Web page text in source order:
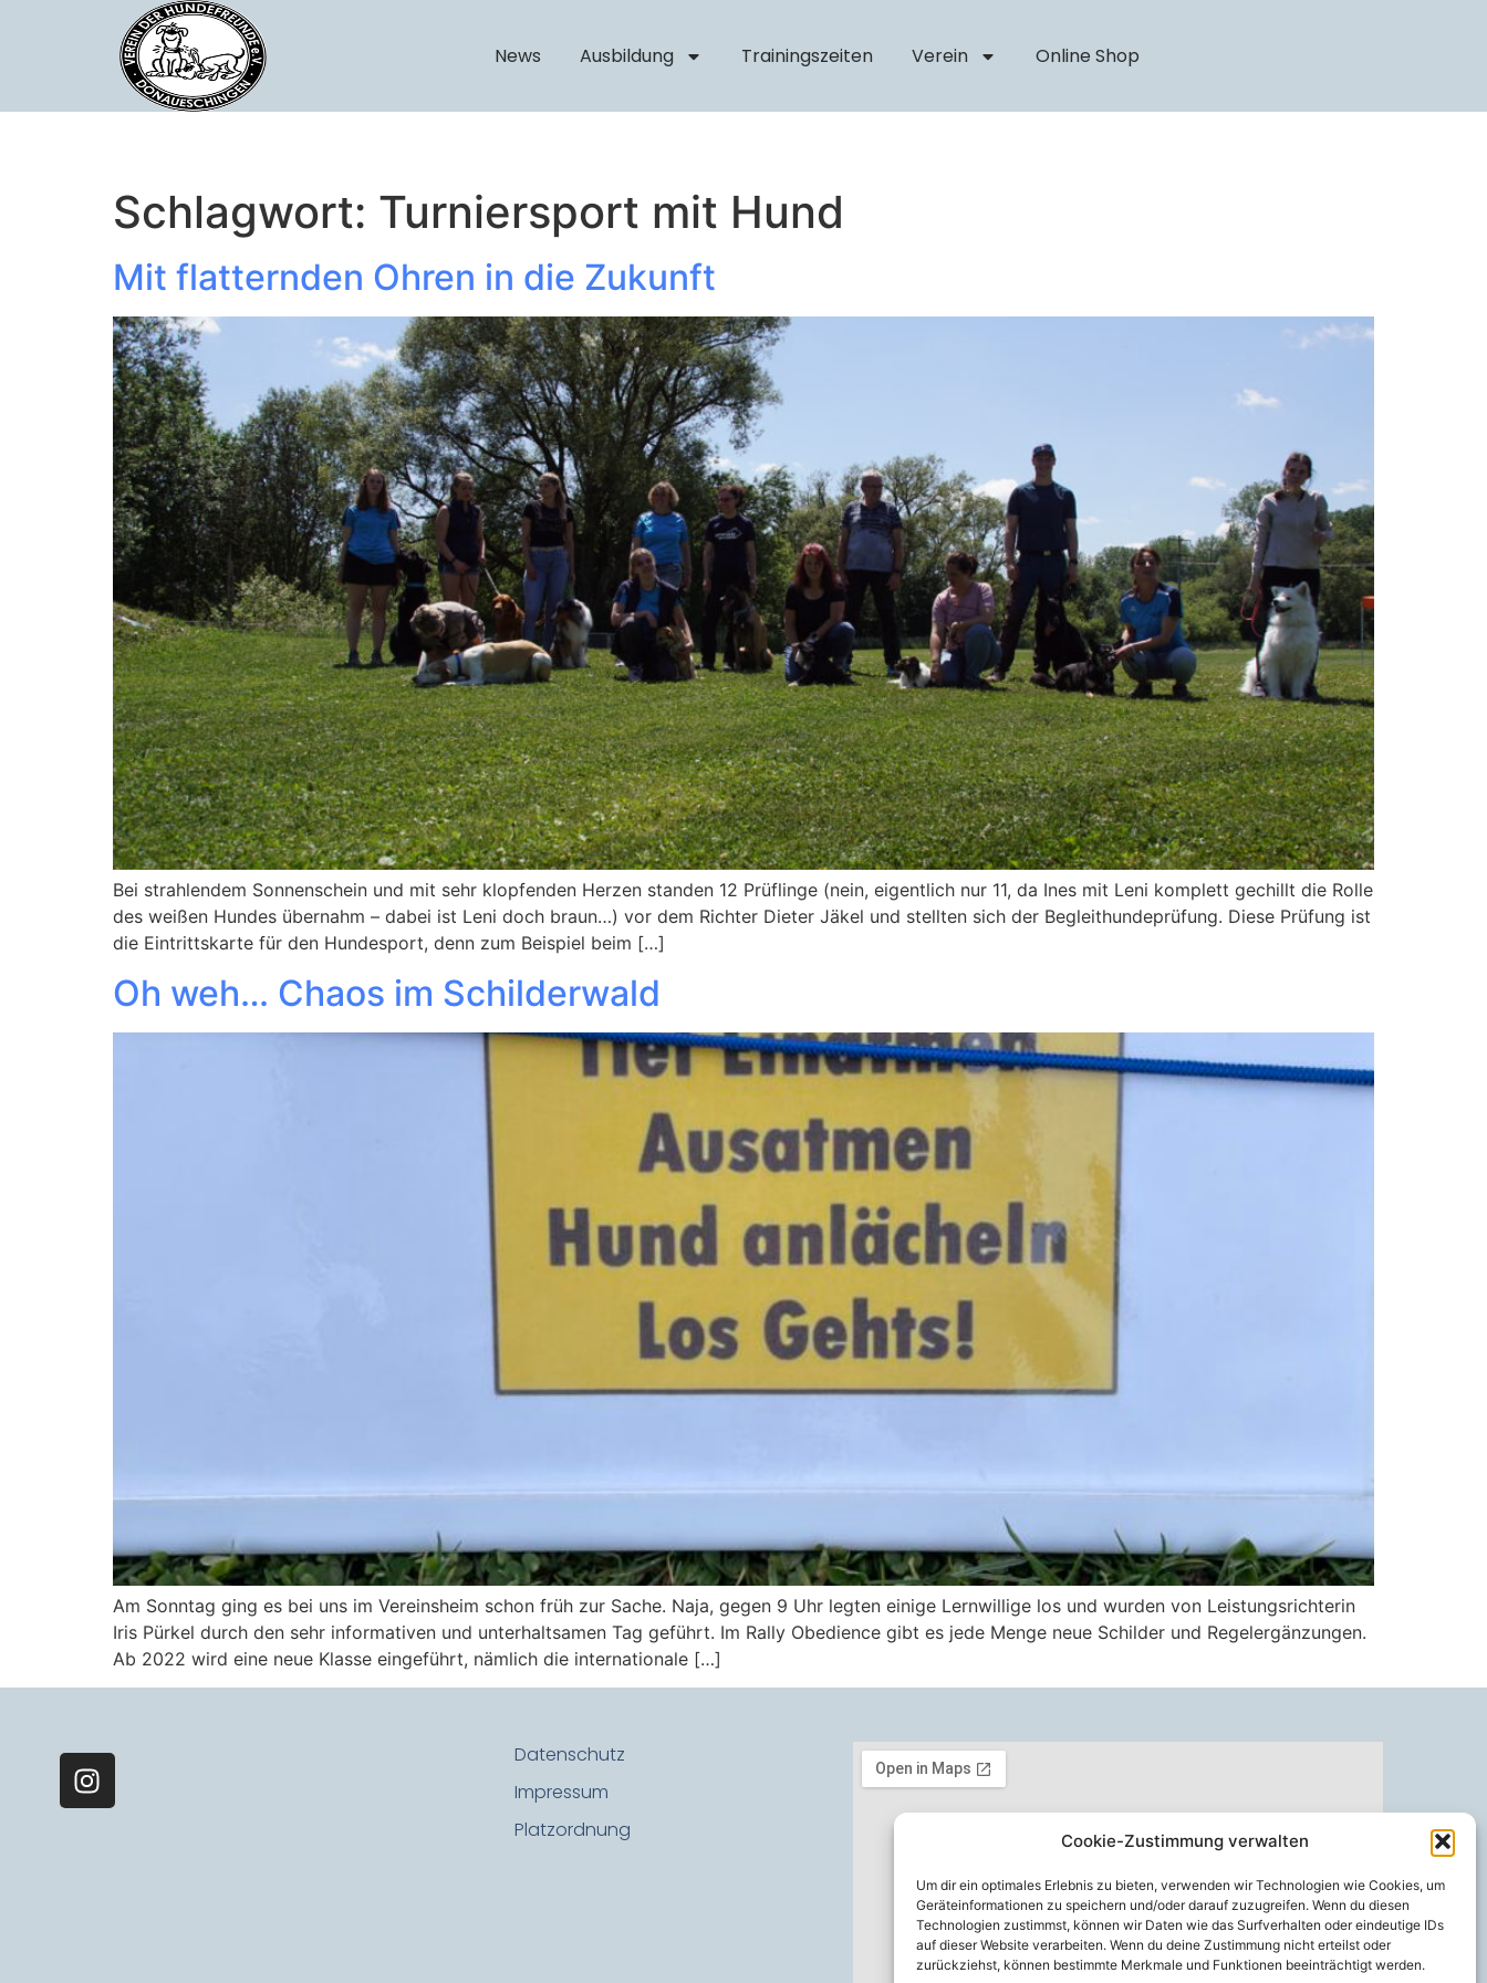
Cookie-Zustimmung verwalten
Um dir ein optimales Erlebnis zu bieten, verwenden wir Technologien wie Cookies, um
Geräteinformationen zu speichern und/oder darauf zuzugreifen. Wenn du diesen
Technologien zustimmst, können wir Daten wie das Surfverhalten oder eindeutige IDs
auf dieser Website verarbeiten. Wenn du deine Zustimmung nicht erteilst oder
zurückziehst, können bestimmte Merkmale und Funktionen beeinträchtigt werden.
News Ausbildung Trainingszeiten Verein Online Shop
Schlagwort: Turniersport mit Hund
Mit flatternden Ohren in die Zukunft
Bei strahlendem Sonnenschein und mit sehr klopfenden Herzen standen 12 Prüflinge (nein, eigentlich nur 11, da Ines mit Leni komplett gechillt die Rolle
des weißen Hundes übernahm – dabei ist Leni doch braun…) vor dem Richter Dieter Jäkel und stellten sich der Begleithundeprüfung. Diese Prüfung ist
die Eintrittskarte für den Hundesport, denn zum Beispiel beim […]
Oh weh… Chaos im Schilderwald
Am Sonntag ging es bei uns im Vereinsheim schon früh zur Sache. Naja, gegen 9 Uhr legten einige Lernwillige los und wurden von Leistungsrichterin
Iris Pürkel durch den sehr informativen und unterhaltsamen Tag geführt. Im Rally Obedience gibt es jede Menge neue Schilder und Regelergänzungen.
Ab 2022 wird eine neue Klasse eingeführt, nämlich die internationale […]
Datenschutz
Impressum
Platzordnung